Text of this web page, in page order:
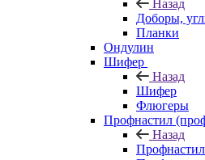
Назад
Доборы,
Планки
Ондулин
Шифер
Назад
Шифер
Флюгеры
Профнастил
Назад